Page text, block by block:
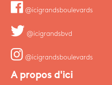
@icigrandsboulevards
@icigrandsbvd
@icigrandsboulevards
A propos d'ici